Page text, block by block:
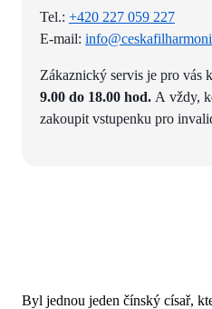
Tel.: +420 227 059 227
E-mail:
Zákaznický servis je pro vás
9.00 do 18.00 hod. A vždy,
zakoupit vstupenku pro
Byl jednou jeden čínský císař,